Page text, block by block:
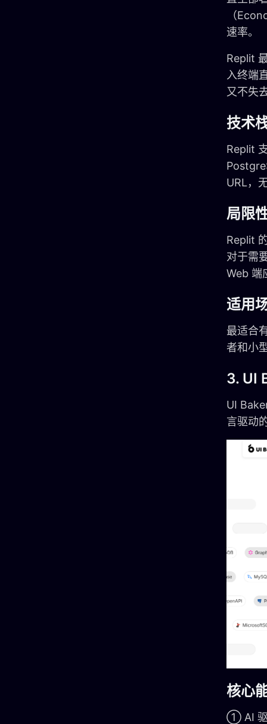
（
速率。
Replit
入终端
又不失
技术
Replit
URL，
局限
Replit
对于需
Web 端
适用
最适合
者和小
3. UI
UI
言驱动
核心
① AI 驱